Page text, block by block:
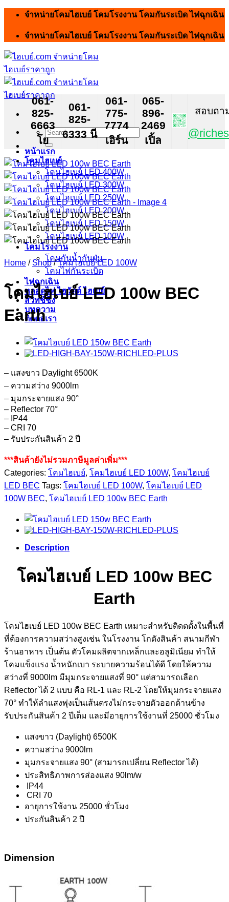
Skip
content
จำหน่ายโคมไฮเบย์ โคมโรงงาน โคมกันระเบิด ไฟฉุกเฉิน
จำหน่ายโคมไฮเบย์ โคมโรงงาน โคมกันระเบิด ไฟฉุกเฉิน
Search
for:
หน้าแรก
โคมไฮเบย์
โคมไฮเบย์ LED 400W
โคมไฮเบย์ LED 300W
โคมไฮเบย์ LED 250W
โคมไฮเบย์ LED 200W
โคมไฮเบย์ LED 150W
โคมไฮเบย์ LED 100W
โคมโรงงาน
โคมกันน้ำกันฝุ่น
โคมไฟกันระเบิด
ไฟฉุกเฉิน
หลอดไฟ ไฮวัตต์ ไฮเบย์
สวิทช์ชิ่ง
บทความ
ติดต่อเรา
061-
825-
6663
โย
061-
825-
6333 นี
061-
775-
7774
เอิร์น
065-
896-
2469
เปิ้ล
สอบถา
Home / Shop / โคมไฮเบย์ LED 100W
โคมไฮเบย์ LED 100w BEC
Earth
– แสงขาว Daylight 6500K
– ความสว่าง 9000lm
– มุมกระจายแสง 90°
– Reflector 70°
– IP44
– CRI 70
– รับประกันสินค้า 2 ปี
***สินค้ายังไม่รวมภาษีมูลค่าเพิ่ม***
Categories: โคมไฮเบย์, โคมไฮเบย์ LED 100W, โคมไฮเบย์
LED BEC Tags: โคมไฮเบย์ LED 100W, โคมไฮเบย์ LED
100W BEC, โคมไฮเบย์ LED 100w BEC Earth
Description
โคมไฮเบย์ LED 100w BEC
Earth
โคมไฮเบย์ LED 100w BEC Earth เหมาะสำหรับติดตตั้งในพื้นที่
ที่ต้องการความสว่างสูงเช่น ในโรงงาน โกดังสินค้า สนามกีฬา
ร้านอาหาร เป็นต้น ตัวโคมผลิตจากเหล็กและอลูมิเนียม ทำให้
โคมแข็งแรง น้ำหนักเบา ระบายความร้อนได้ดี โดยให้ความ
สว่างที่ 9000lm มีมุมกระจายแสงที่ 90° แต่สามารถเลือก
Reflector ได้ 2 แบบ คือ RL-1 และ RL-2 โดยให้มุมกระจายแสง
70° ทำให้ลำแสงพุ่งเป็นเส้นตรงไม่กระจายตัวออกด้านข้าง
รับประกันสินค้า 2 ปีเต็ม และมีอายุการใช้งานที่ 25000 ชั่วโมง
แสงขาว (Daylight) 6500K
ความสว่าง 9000lm
มุมกระจายแสง 90° (สามารถเปลี่ยน Reflector ได้)
ประสิทธิภาพการส่องแสง 90lm/w
IP44
CRI 70
อายุการใช้งาน 25000 ชั่วโมง
ประกันสินค้า 2 ปี
Dimension